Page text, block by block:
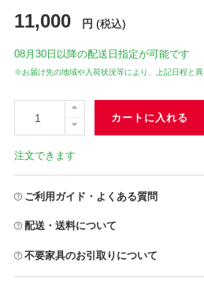
11,000 円 (税込)
08月30日 以降の配送日指定が可能です
※お届け先の地域や入荷状況等により、上記日程と
カートに入れる
注文できます
ご利用ガイド・よくある質問
配送・送料について
不要家具のお引取りについて